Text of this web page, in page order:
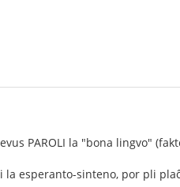
PAROLI la "bona lingvo"
la esperanto-sinteno, por pli